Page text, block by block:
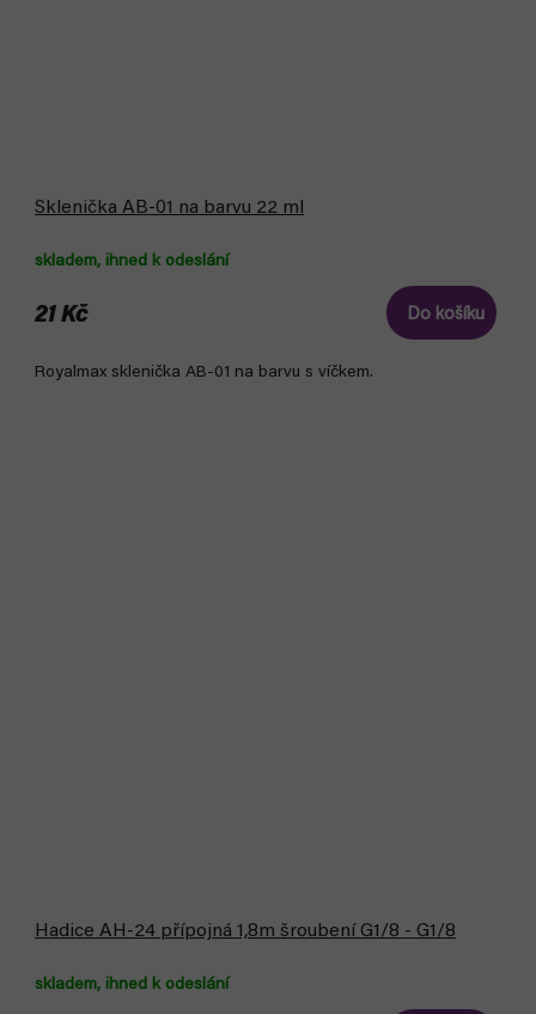
Sklenička AB-01 na barvu 22 ml
skladem, ihned k odeslání
21 Kč Do košíku
Royalmax sklenička AB-01 na barvu s víčkem.
Hadice AH-24 přípojná 1,8m šroubení G1/8 - G1/8
skladem, ihned k odeslání